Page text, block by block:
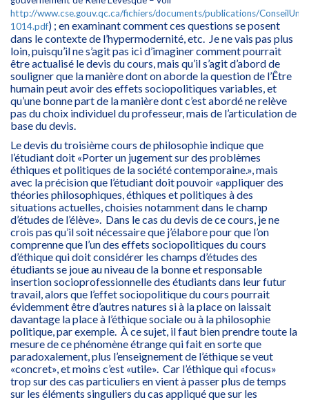
http://www.cse.gouv.qc.ca/fichiers/documents/publications/
1014.pdf) ; en examinant comment ces questions se posent
dans le contexte de l’hypermodernité, etc. Je ne vais pas plus
loin, puisqu’il ne s’agit pas ici d’imaginer comment pourrait
être actualisé le devis du cours, mais qu’il s’agit d’abord de
souligner que la manière dont on aborde la question de l’Être
humain peut avoir des effets sociopolitiques variables, et
qu’une bonne part de la manière dont c’est abordé ne relève
pas du choix individuel du professeur, mais de l’articulation de
base du devis.
Le devis du troisième cours de philosophie indique que
l’étudiant doit «Porter un jugement sur des problèmes
éthiques et politiques de la société contemporaine.», mais
avec la précision que l’étudiant doit pouvoir «appliquer des
théories philosophiques, éthiques et politiques à des
situations actuelles, choisies notamment dans le champ
d’études de l’élève». Dans le cas du devis de ce cours, je ne
crois pas qu’il soit nécessaire que j’élabore pour que l’on
comprenne que l’un des effets sociopolitiques du cours
d’éthique qui doit considérer les champs d’études des
étudiants se joue au niveau de la bonne et responsable
insertion socioprofessionnelle des étudiants dans leur futur
travail, alors que l’effet sociopolitique du cours pourrait
évidemment être d’autres natures si à la place on laissait
davantage la place à l’éthique sociale ou à la philosophie
politique, par exemple. À ce sujet, il faut bien prendre toute la
mesure de ce phénomène étrange qui fait en sorte que
paradoxalement, plus l’enseignement de l’éthique se veut
«concret», et moins c’est «utile». Car l’éthique qui «focus»
trop sur des cas particuliers en vient à passer plus de temps
sur les éléments singuliers du cas appliqué que sur les